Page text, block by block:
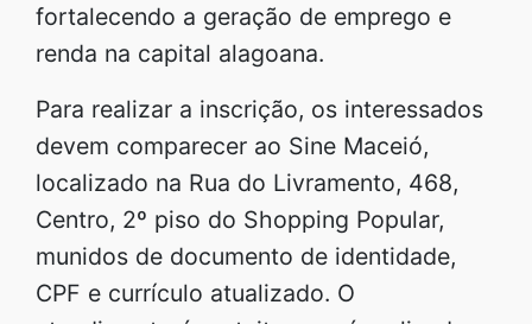
fortalecendo a geração de emprego e
renda na capital alagoana.
Para realizar a inscrição, os interessados
devem comparecer ao Sine Maceió,
localizado na Rua do Livramento, 468,
Centro, 2º piso do Shopping Popular,
munidos de documento de identidade,
CPF e currículo atualizado. O